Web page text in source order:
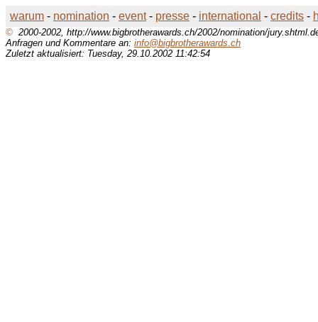
warum - nomination - event- presse - international - credits -
© 2000-2002, http://www.bigbrotherawards.ch/2002/nomination/
Anfragen und Kommentare an: info@bigbrotherawards.ch
Zuletzt aktualisiert: Tuesday, 29.10.2002 11:42:54